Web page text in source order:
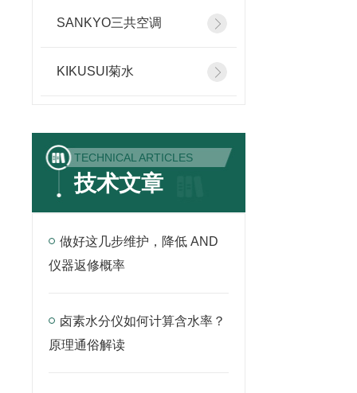
SANKYO三共空调
KIKUSUI菊水
TECHNICAL ARTICLES
技术文章
做好这几步维护，降低 AND
仪器返修概率
卤素水分仪如何计算含水率？
原理通俗解读